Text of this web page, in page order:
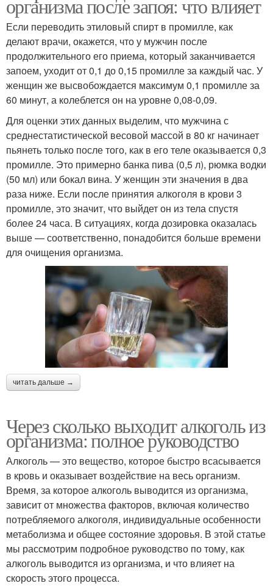
организма после запоя: что влияет
Если переводить этиловый спирт в промилле, как
делают врачи, окажется, что у мужчин после
продолжительного его приема, который заканчивается
запоем, уходит от 0,1 до 0,15 промилле за каждый час. У
женщин же высвобождается максимум 0,1 промилле за
60 минут, а колеблется он на уровне 0,08-0,09.
Для оценки этих данных выделим, что мужчина с
среднестатистической весовой массой в 80 кг начинает
пьянеть только после того, как в его теле оказывается 0,3
промилле. Это примерно банка пива (0,5 л), рюмка водки
(50 мл) или бокал вина. У женщин эти значения в два
раза ниже. Если после принятия алкоголя в крови 3
промилле, это значит, что выйдет он из тела спустя
более 24 часа. В ситуациях, когда дозировка оказалась
выше — соответственно, понадобится больше времени
для очищения организма.
читать дальше →
Через сколько выходит алкоголь из
организма: полное руководство
Алкоголь — это вещество, которое быстро всасывается
в кровь и оказывает воздействие на весь организм.
Время, за которое алкоголь выводится из организма,
зависит от множества факторов, включая количество
потребляемого алкоголя, индивидуальные особенности
метаболизма и общее состояние здоровья. В этой статье
мы рассмотрим подробное руководство по тому, как
алкоголь выводится из организма, и что влияет на
скорость этого процесса.